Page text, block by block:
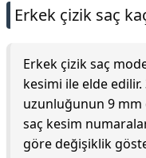
Erkek çizik saç
Erkek çizik saç
kesimi ile elde
uzunluğunun 9 mm
saç kesim
göre değişiklik